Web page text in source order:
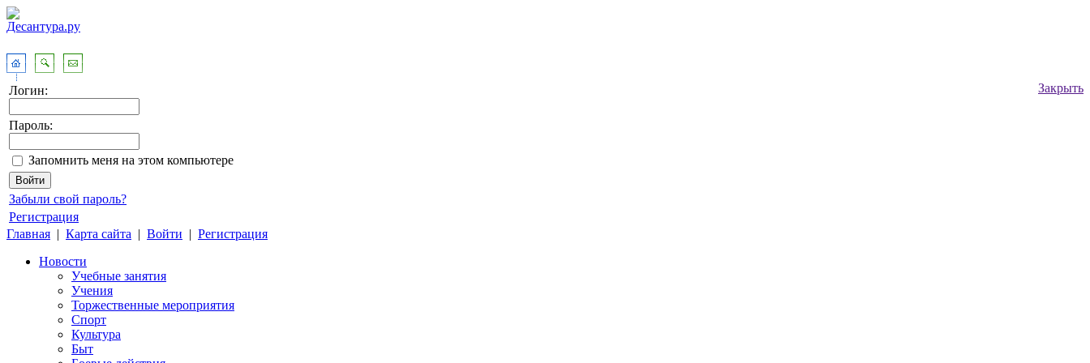
Закрыть
Логин:
Пароль:
Запомнить меня на этом компьютере
Забыли свой пароль?
Регистрация
Главная | Карта сайта | Войти | Регистрация
Новости
Учебные занятия
Учения
Торжественные мероприятия
Спорт
Культура
Быт